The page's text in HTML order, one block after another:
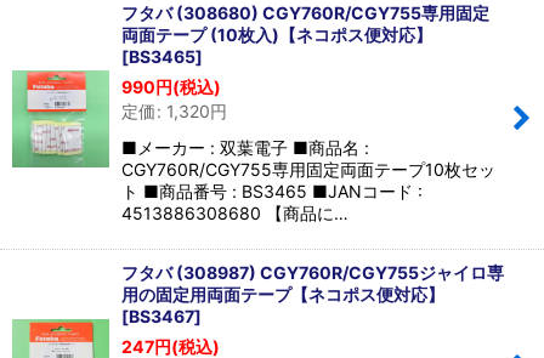
フタバ (308680) CGY760R/CGY755専用固定
両面テープ (10枚入)【ネコポス便対応】
[BS3465]
990円(税込)
定価: 1,320円
■メーカー : 双葉電子 ■商品名 :
CGY760R/CGY755専用固定両面テープ10枚セッ
ト ■商品番号 : BS3465 ■JANコード :
4513886308680 【商品に…
フタバ (308987) CGY760R/CGY755ジャイロ専
用の固定用両面テープ【ネコポス便対応】
[BS3467]
247円(税込)